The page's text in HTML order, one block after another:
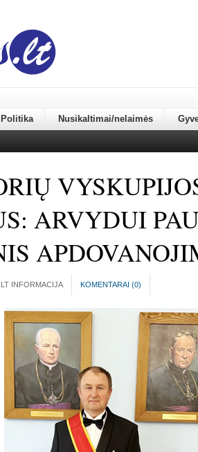
Politika Nusikaltimai/nelaimės
ARVYDUI
INFORMACIJA KOMENTARAI (0)